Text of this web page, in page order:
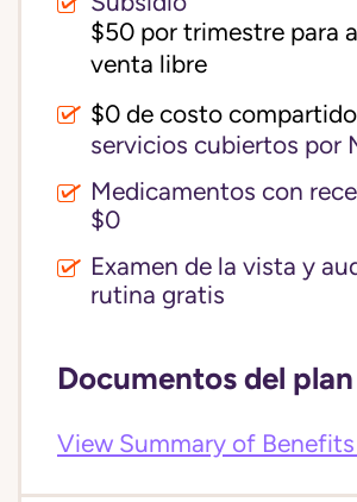
$50 por trimestre para
venta libre
$0 de costo compartido
servicios cubiertos por
Medicamentos con
$0
Examen de la vista y
rutina gratis
Documentos del plan
View Summary of Benefits